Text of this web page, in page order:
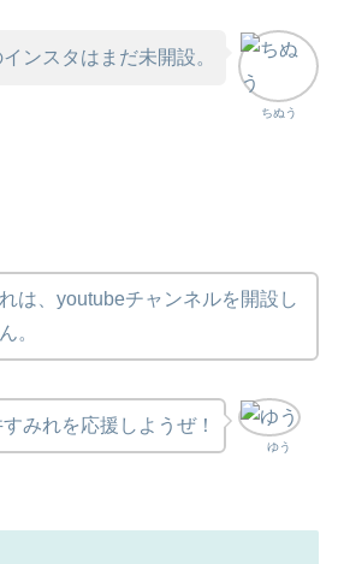
ちぬう
ンスタはまだ未開設。
は、youtubeチャンネルを開設し
。
ゆう
みれを応援しようぜ！